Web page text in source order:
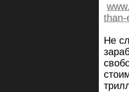
than-
Не